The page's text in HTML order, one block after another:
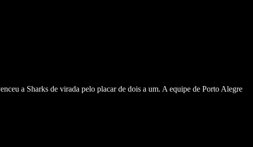
a Sharks de virada pelo placar de dois a um. A equipe de Porto Alegre